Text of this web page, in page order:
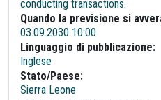
conducting transactions.
Quando la previsione si
03.09.2030 10:00
Linguaggio di pubblicazione:
Inglese
Stato/Paese:
Sierra Leone